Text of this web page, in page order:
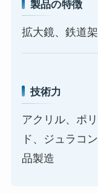
製品の特徴
拡大鏡、鉄道
技術力
アクリル、ポ
ド、ジュラコ
品製造